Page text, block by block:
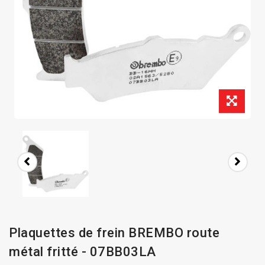
Plaquettes de frein BREMBO route
métal fritté - 07BB03LA